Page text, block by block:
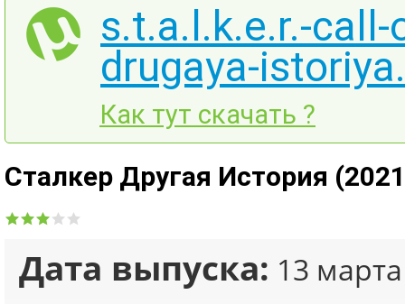
s.t.a.l.k.e.r.-
drugaya-
Как тут скачать ?
Сталкер Другая История
Дата выпуска: 13